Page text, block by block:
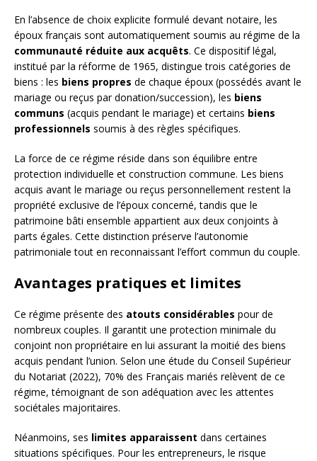
En l’absence de choix explicite formulé devant notaire, les
époux français sont automatiquement soumis au régime de la
communauté réduite aux acquêts. Ce dispositif légal,
institué par la réforme de 1965, distingue trois catégories de
biens : les biens propres de chaque époux (possédés avant le
mariage ou reçus par donation/succession), les biens
communs (acquis pendant le mariage) et certains biens
professionnels soumis à des règles spécifiques.
La force de ce régime réside dans son équilibre entre
protection individuelle et construction commune. Les biens
acquis avant le mariage ou reçus personnellement restent la
propriété exclusive de l’époux concerné, tandis que le
patrimoine bâti ensemble appartient aux deux conjoints à
parts égales. Cette distinction préserve l’autonomie
patrimoniale tout en reconnaissant l’effort commun du couple.
Avantages pratiques et limites
Ce régime présente des atouts considérables pour de
nombreux couples. Il garantit une protection minimale du
conjoint non propriétaire en lui assurant la moitié des biens
acquis pendant l’union. Selon une étude du Conseil Supérieur
du Notariat (2022), 70% des Français mariés relèvent de ce
régime, témoignant de son adéquation avec les attentes
sociétales majoritaires.
Néanmoins, ses limites apparaissent dans certaines
situations spécifiques. Pour les entrepreneurs, le risque